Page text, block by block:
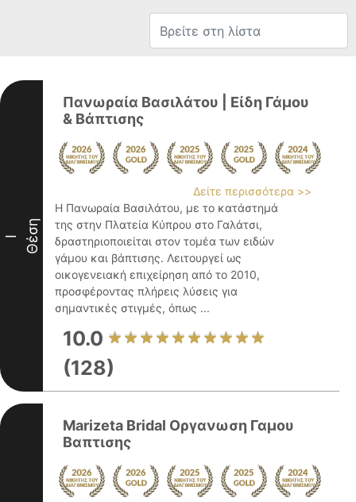
I Θέση
Πανωραία Βασιλάτου | Είδη Γάμου
& Βάπτισης
Δείτε περισσότερα >>
Η Πανωραία Βασιλάτου, με το κατάστημά
της στην Πλατεία Κύπρου στο Γαλάτσι,
δραστηριοποιείται στον τομέα των ειδών
γάμου και βάπτισης. Λειτουργεί ως
οικογενειακή επιχείρηση από το 2010,
προσφέροντας πλήρεις λύσεις για
σημαντικές στιγμές, όπως ...
10.0
(128)
Marizeta Bridal Οργανωση Γαμου
Βαπτισης